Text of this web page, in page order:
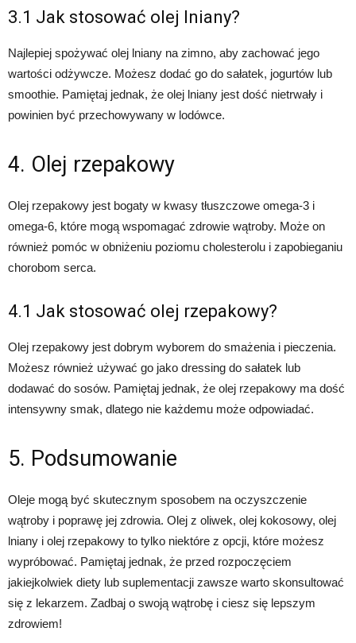
3.1 Jak stosować olej lniany?
Najlepiej spożywać olej lniany na zimno, aby zachować jego
wartości odżywcze. Możesz dodać go do sałatek, jogurtów lub
smoothie. Pamiętaj jednak, że olej lniany jest dość nietrwały i
powinien być przechowywany w lodówce.
4. Olej rzepakowy
Olej rzepakowy jest bogaty w kwasy tłuszczowe omega-3 i
omega-6, które mogą wspomagać zdrowie wątroby. Może on
również pomóc w obniżeniu poziomu cholesterolu i zapobieganiu
chorobom serca.
4.1 Jak stosować olej rzepakowy?
Olej rzepakowy jest dobrym wyborem do smażenia i pieczenia.
Możesz również używać go jako dressing do sałatek lub
dodawać do sosów. Pamiętaj jednak, że olej rzepakowy ma dość
intensywny smak, dlatego nie każdemu może odpowiadać.
5. Podsumowanie
Oleje mogą być skutecznym sposobem na oczyszczenie
wątroby i poprawę jej zdrowia. Olej z oliwek, olej kokosowy, olej
lniany i olej rzepakowy to tylko niektóre z opcji, które możesz
wypróbować. Pamiętaj jednak, że przed rozpoczęciem
jakiejkolwiek diety lub suplementacji zawsze warto skonsultować
się z lekarzem. Zadbaj o swoją wątrobę i ciesz się lepszym
zdrowiem!